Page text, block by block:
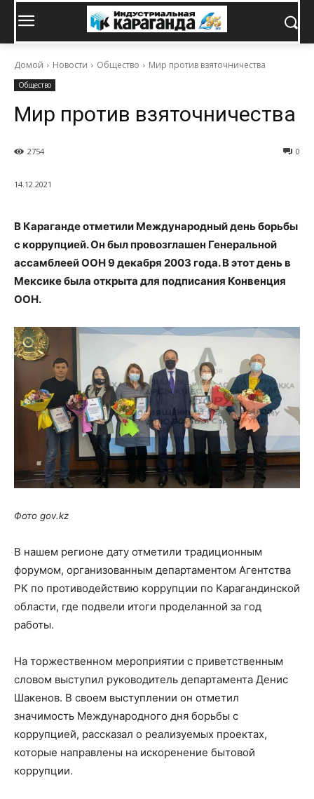
Домой Новости Общество Мир против взяточничества
Общество
Мир против взяточничества
0
2754
14.12.2021
В Караганде отметили Международный день борьбы
с коррупцией. Он был провозглашен Генеральной
ассамблеей ООН 9 декабря 2003 года. В этот день в
Мексике была открыта для подписания Конвенция
ООН.
Фото gov.kz
В нашем регионе дату отметили традиционным
форумом, организованным департаментом Агентства
РК по противодействию коррупции по Карагандинской
области, где подвели итоги проделанной за год
работы.
На торжественном мероприятии с приветственным
словом выступил руководитель департамента Денис
Шакенов. В своем выступлении он отметил
значимость Международного дня борьбы с
коррупцией, рассказал о реализуемых проектах,
которые направлены на искоренение бытовой
коррупции.